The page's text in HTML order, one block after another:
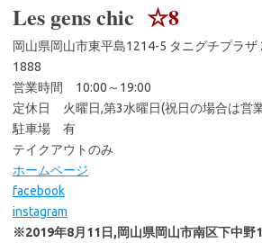
Les gens chic ☆8
岡山県岡山市東平島1214-5 タニグチプ
1888
営業時間 10:00～19:00
定休日 火曜日,第3水曜日(祝日の場合は営
駐車場 有
テイクアウトのみ
ホームページ
facebook
instagram
※2019年8月11日,岡山県岡山市南区下中野